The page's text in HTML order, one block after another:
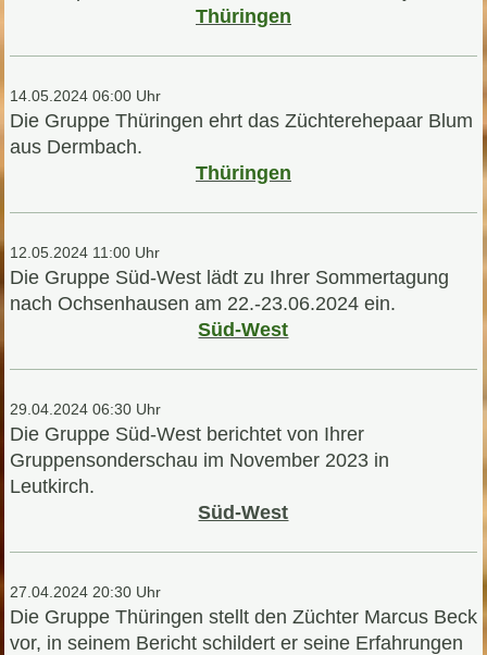
Thüringen
14.05.2024 06:00 Uhr
Die Gruppe Thüringen ehrt das Züchterehepaar Blum
aus Dermbach.
Thüringen
12.05.2024 11:00 Uhr
Die Gruppe Süd-West lädt zu Ihrer Sommertagung
nach Ochsenhausen am 22.-23.06.2024 ein.
Süd-West
29.04.2024 06:30 Uhr
Die Gruppe Süd-West berichtet von Ihrer
Gruppensonderschau im November 2023 in
Leutkirch.
Süd-West
27.04.2024 20:30 Uhr
Die Gruppe Thüringen stellt den Züchter Marcus Beck
vor, in seinem Bericht schildert er seine Erfahrungen